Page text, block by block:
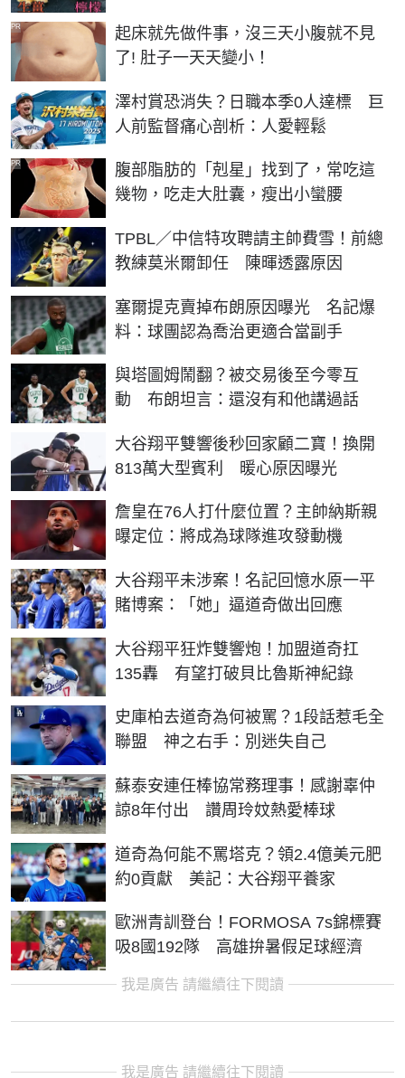
起床就先做件事，沒三天小腹就不見
了! 肚子一天天變小！
PR
澤村賞恐消失？日職本季0人達標 巨
人前監督痛心剖析：人愛輕鬆
腹部脂肪的「剋星」找到了，常吃這
幾物，吃走大肚囊，瘦出小蠻腰
PR
TPBL／中信特攻聘請主帥費雪！前總
教練莫米爾卸任 陳暉透露原因
塞爾提克賣掉布朗原因曝光 名記爆
料：球團認為喬治更適合當副手
與塔圖姆鬧翻？被交易後至今零互
動 布朗坦言：還沒有和他講過話
大谷翔平雙響後秒回家顧二寶！換開
813萬大型賓利 暖心原因曝光
詹皇在76人打什麼位置？主帥納斯親
曝定位：將成為球隊進攻發動機
大谷翔平未涉案！名記回憶水原一平
賭博案：「她」逼道奇做出回應
大谷翔平狂炸雙響炮！加盟道奇扛
135轟 有望打破貝比魯斯神紀錄
史庫柏去道奇為何被罵？1段話惹毛全
聯盟 神之右手：別迷失自己
蘇泰安連任棒協常務理事！感謝辜仲
諒8年付出 讚周玲妏熱愛棒球
道奇為何能不罵塔克？領2.4億美元肥
約0貢獻 美記：大谷翔平養家
歐洲青訓登台！FORMOSA 7s錦標賽
吸8國192隊 高雄拚暑假足球經濟
我是廣告 請繼續往下閱讀
我是廣告 請繼續往下閱讀